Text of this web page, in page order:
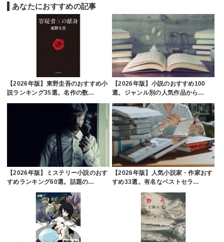
あなたにおすすめの記事
【2026年版】東野圭吾のおすすめ小
説ランキング35選。名作の数…
【2026年版】小説のおすすめ100
選。ジャンル別の人気作品から…
【2026年版】ミステリー小説のおす
すめランキング60選。話題の…
【2026年版】人気小説家・作家おす
すめ33選。有名なベストセラ…